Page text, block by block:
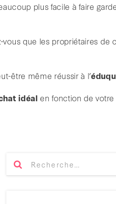
plus facile à faire
vous que les propriétaires de
être même réussir à l’
idéal en fonction de votre